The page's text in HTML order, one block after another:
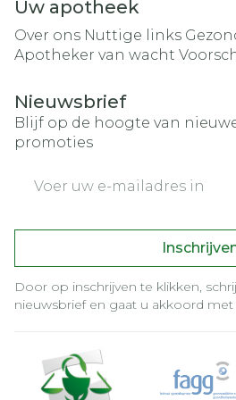
Uw apotheek
Over ons Nuttige links
Apotheker van wacht
Nieuwsbrief
Blijf op de hoogte van
promoties
Door op inschrijven te klikken,
nieuwsbrief en gaat u akkoord met